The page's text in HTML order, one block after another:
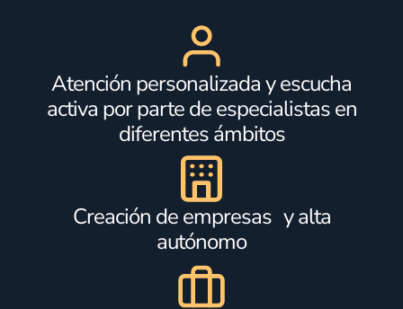
Atención personalizada y escucha
activa por parte de especialistas en
diferentes ámbitos
Creación de empresas y alta
autónomo